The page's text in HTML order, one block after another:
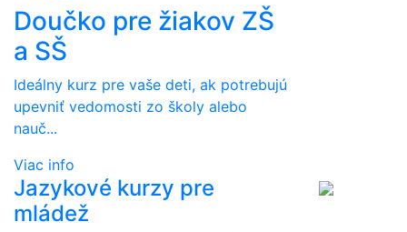
Doučko pre žiakov ZŠ
a SŠ
Ideálny kurz pre vaše deti, ak potrebujú
upevniť vedomosti zo školy alebo
nauč...
Viac info
Jazykové kurzy pre
mládež